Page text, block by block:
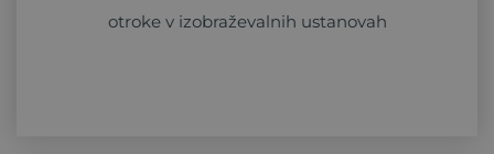
otroke v izobraževalnih ustanovah